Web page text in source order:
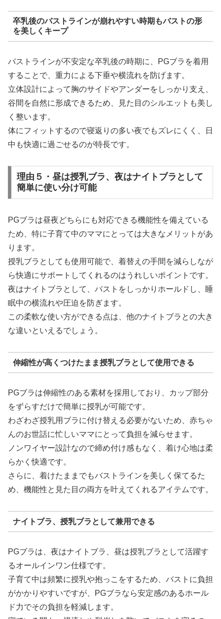
卒乳後のバストラインが崩れやすい時期もバストの形
を美しくキープ
バストラインが不安定な卒乳後の時期に、PGブラを着用
することで、重力による下垂や横流れを防げます。
立体設計によって胸のサイドやアンダーをしっかり支え、
谷間を自然に形成できるため、見た目のシルエットも美し
く整います。
体にフィットするので寝返りの多い夜でもズレにくく、日
中も快適に過ごせるのが特長です。
理由５・昼は授乳ブラ、夜はナイトブラとして
簡単に使い分け可能
PGブラは昼夜どちらにも対応できる機能性を備えている
ため、特に子育て中のママにとっては大きなメリットがあ
ります。
授乳ブラとしても使用可能で、着替えの手間を減らしなが
ら快適にサポートしてくれるのはうれしいポイントです。
夜はナイトブラとして、バストをしっかりホールドし、睡
眠中の横流れや圧迫を防ぎます。
この柔軟な使い方ができる点は、他のナイトブラとの大き
な違いといえるでしょう。
伸縮性が高くつけたまま授乳ブラとして使用できる
PGブラは伸縮性のある素材を採用しており、カップ部分
をずらすだけで簡単に授乳が可能です。
わざわざ授乳用ブラに付け替える必要がないため、赤ちゃ
んのお世話に忙しいママにとって負担を減らせます。
ノンワイヤー設計なので締め付け感もなく、着け心地は柔
らかく快適です。
さらに、着けたままでもバストラインを美しく保てるた
め、機能性と見た目の両方を叶えてくれるアイテムです。
ナイトブラ、授乳ブラとして兼用できる
PGブラは、夜はナイトブラ、昼は授乳ブラとして活躍す
るオールインワン仕様です。
子育て中は頻繁に授乳や抱っこをするため、バストに負担
がかかりやすいですが、PGブラなら安定感のあるホール
ド力でその負担を軽減します。